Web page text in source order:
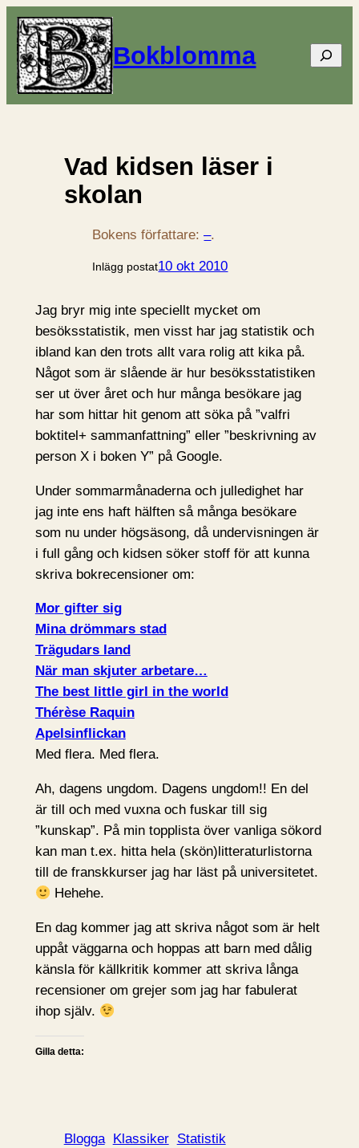
Bokblomma Sök
Vad kidsen läser i
skolan
Bokens författare:–.
Inlägg postat10 okt 2010
Jag bryr mig inte speciellt mycket om
besöksstatistik, men visst har jag statistik och
ibland kan den trots allt vara rolig att kika på.
Något som är slående är hur besöksstatistiken
ser ut över året och hur många besökare jag
har som hittar hit genom att söka på ”valfri
boktitel+ sammanfattning” eller ”beskrivning av
person X i boken Y” på Google.
Under sommarmånaderna och julledighet har
jag inte ens haft hälften så många besökare
som nu under högsäsong, då undervisningen är
i full gång och kidsen söker stoff för att kunna
skriva bokrecensioner om:
Mor gifter sig
Mina drömmars stad
Trägudars land
När man skjuter arbetare…
The best little girl in the world
Thérèse Raquin
Apelsinflickan
Med flera. Med flera.
Ah, dagens ungdom. Dagens ungdom!! En del
är till och med vuxna och fuskar till sig
”kunskap”. På min topplista över vanliga sökord
kan man t.ex. hitta hela (skön)litteraturlistorna
till de franskkurser jag har läst på universitetet.
Hehehe.
En dag kommer jag att skriva något som är helt
uppåt väggarna och hoppas att barn med dålig
känsla för källkritik kommer att skriva långa
recensioner om grejer som jag har fabulerat
ihop själv.
Gilla detta:
Blogga Klassiker Statistik